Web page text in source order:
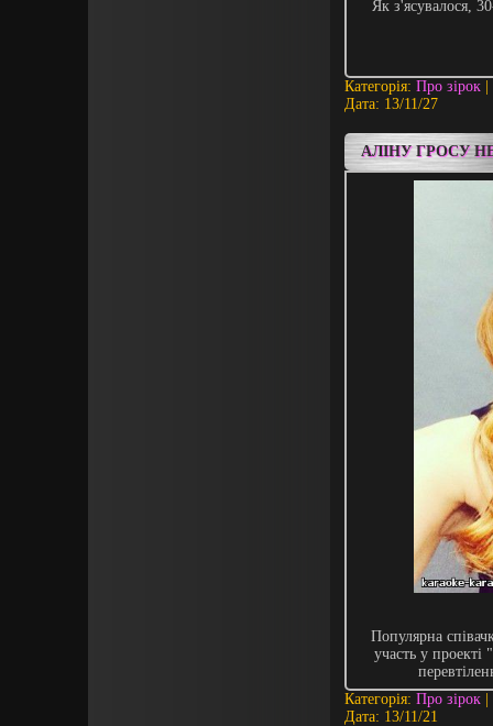
Як з'ясувалося,
Категорія: Про зірок
Дата: 13/11/27
АЛІНУ ГРОСУ
Популярна
участь у проекті
Категорія: Про зірок
Дата: 13/11/21